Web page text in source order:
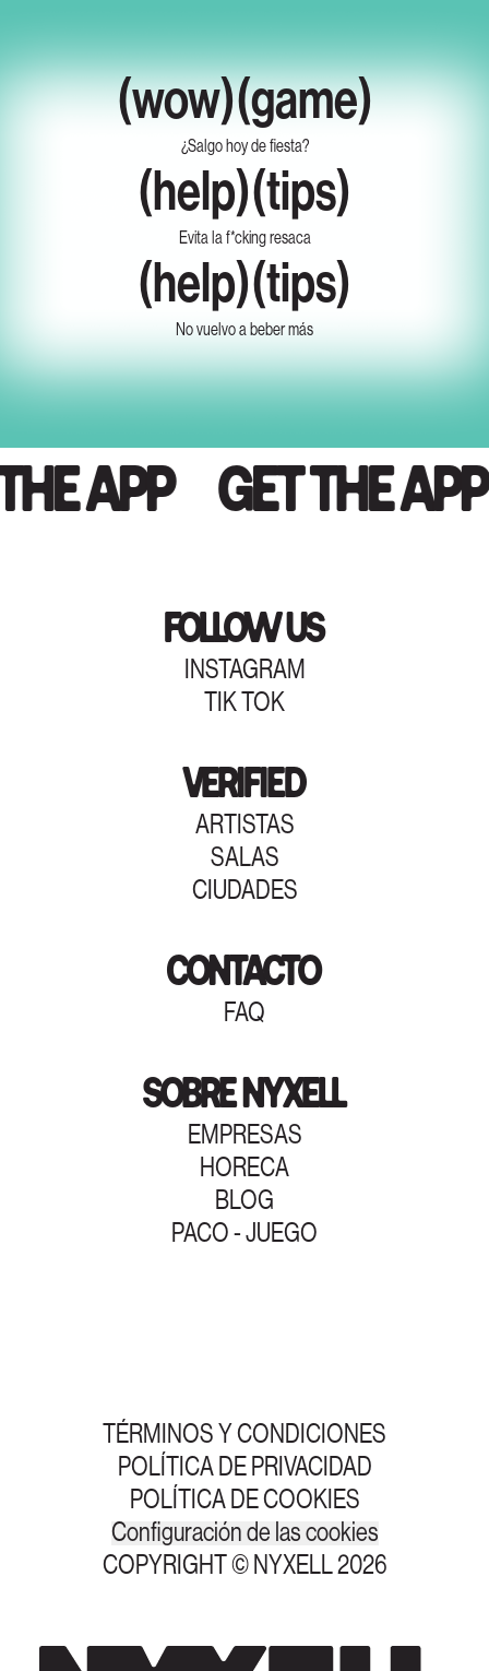
(wow)(game)
¿Salgo hoy de fiesta?
(help)(tips)
Evita la f*cking resaca
(help)(tips)
No vuelvo a beber más
APP GET THE APP
FOLLOW US
INSTAGRAM
TIK TOK
VERIFIED
ARTISTAS
SALAS
CIUDADES
CONTACTO
FAQ
SOBRE NYXELL
EMPRESAS
HORECA
BLOG
PACO - JUEGO
TÉRMINOS Y CONDICIONES
POLÍTICA DE PRIVACIDAD
POLÍTICA DE COOKIES
Configuración de las cookies
COPYRIGHT © NYXELL 2026